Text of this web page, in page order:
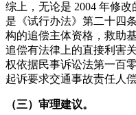
综上，无论是 2004 年修
是《试行办法》第二十四
构的追偿主体资格，救助
追偿有法律上的直接利害
权依据民事诉讼法第一百
起诉要求交通事故责任人
（三）审理建议。